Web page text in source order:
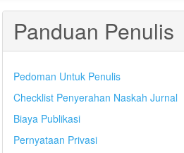
Panduan Penulis
Pedoman Untuk Penulis
Checklist Penyerahan Naskah Jurnal
Biaya Publikasi
Pernyataan Privasi